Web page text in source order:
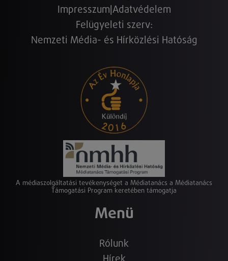
Impresszum Adatvédelem
Felügyeleti szerv:
Nemzeti Média- és Hírközlési Hatóság
A médiaszolgáltatási tevékenységet a Médiatanács a Médiatanács
Támogatási Program keretében támogatja
Menü
Rólunk